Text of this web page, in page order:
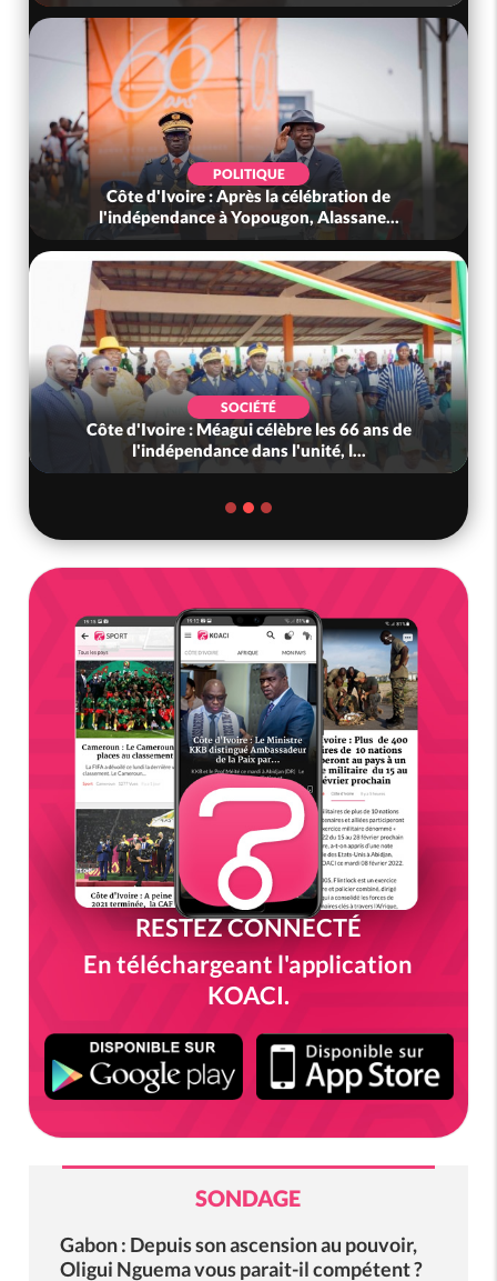
POLITIQUE
Côte d'Ivoire : Après la célébration de
l'indépendance à Yopougon, Alassane...
SOCIÉTÉ
Côte d'Ivoire : Méagui célèbre les 66 ans de
l'indépendance dans l'unité, l...
RESTEZ CONNECTÉ
En téléchargeant l'application
KOACI.
SONDAGE
Gabon : Depuis son ascension au pouvoir,
Oligui Nguema vous parait-il compétent ?